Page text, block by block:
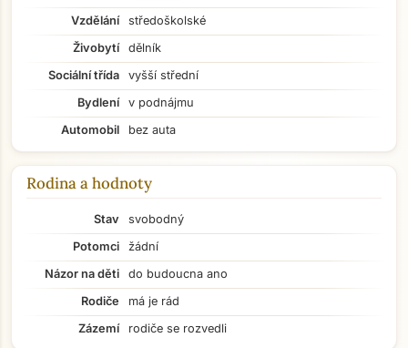
Vzdělání
středoškolské
Živobytí
dělník
Sociální třída
vyšší střední
Bydlení
v podnájmu
Automobil
bez auta
Rodina a hodnoty
Stav
svobodný
Potomci
žádní
Názor na děti
do budoucna ano
Rodiče
má je rád
Zázemí
rodiče se rozvedli